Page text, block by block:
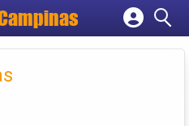
empresa
conta